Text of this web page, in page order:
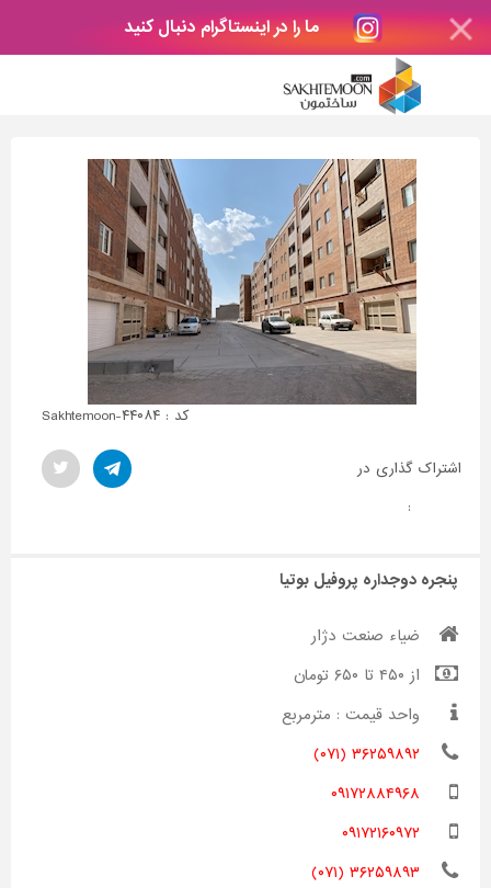
ما را در اینستاگرام دنبال کنید
کد : Sakhtemoon-۴۴۰۸۴
اشتراک گذاری در
:
پنجره دوجداره پروفیل بوتیا
ضیاء صنعت دژار
از ۴۵۰ تا ۶۵۰ تومان
واحد قیمت : مترمربع
۳۶۲۵۹۸۹۲ (۰۷۱)
۰۹۱۷۲۸۸۴۹۶۸
۰۹۱۷۲۱۶۰۹۷۲
۳۶۲۵۹۸۹۳ (۰۷۱)